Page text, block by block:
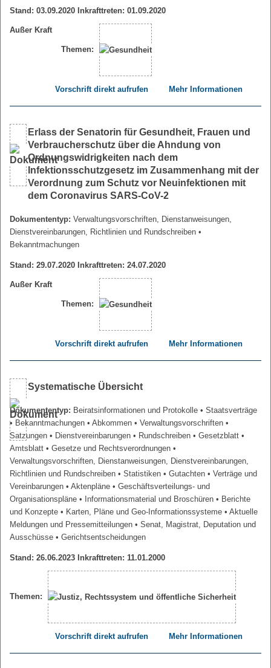
Stand: 03.09.2020 Inkrafttreten: 01.09.2020
Außer Kraft
Themen:
Vorschrift direkt aufrufen Mehr Informationen
Erlass der Senatorin für Gesundheit, Frauen und
Verbraucherschutz über die Ahndung von
Ordnungswidrigkeiten nach dem
Infektionsschutzgesetz im Zusammenhang mit der
Verordnung zum Schutz vor Neuinfektionen mit
dem Coronavirus SARS-CoV-2
Dokumententyp: Verwaltungsvorschriften, Dienstanweisungen,
Dienstvereinbarungen, Richtlinien und Rundschreiben •
Bekanntmachungen
Stand: 29.07.2020 Inkrafttreten: 24.07.2020
Außer Kraft
Themen:
Vorschrift direkt aufrufen Mehr Informationen
Systematische Übersicht
Dokumententyp: Beiratsinformationen und Protokolle • Staatsverträge
• Bekanntmachungen • Abkommen • Verwaltungsvorschriften •
Satzungen • Dienstvereinbarungen • Rundschreiben • Gesetzblatt •
Amtsblatt • Gesetze und Rechtsverordnungen •
Verwaltungsvorschriften, Dienstanweisungen, Dienstvereinbarungen,
Richtlinien und Rundschreiben • Statistiken • Gutachten • Verträge und
Vereinbarungen • Aktenpläne • Geschäftsverteilungs- und
Organisationspläne • Informationsmaterial und Broschüren • Berichte
und Konzepte • Karten, Pläne und Geo-Informationssysteme • Aktuelle
Meldungen und Pressemitteilungen • Senat, Magistrat, Deputation und
Ausschüsse • Gerichtsentscheidungen
Stand: 26.06.2023 Inkrafttreten: 11.01.2000
Themen:
Vorschrift direkt aufrufen Mehr Informationen